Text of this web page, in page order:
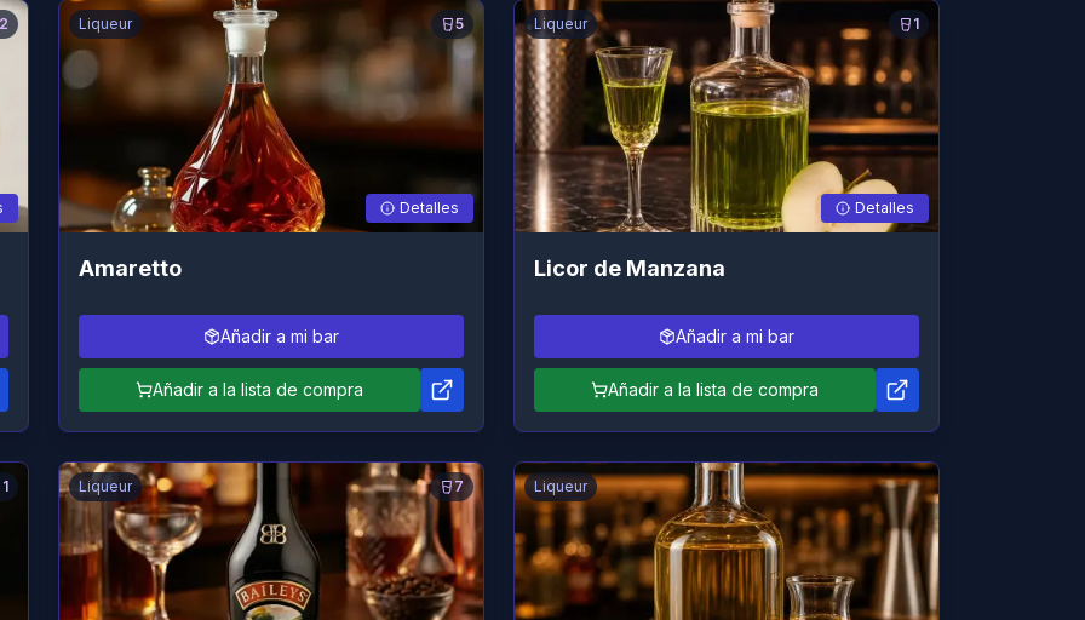
2 5
Liqueur
Detalles
Amaretto
Añadir a mi bar
Añadir a la lista de compra
1
Liqueur
Detalles
Licor de Manzana
Añadir a mi bar
Añadir a la lista de compra
1 7
Liqueur Liqueur